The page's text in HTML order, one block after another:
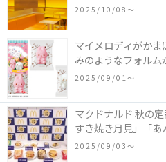
2025/10/08〜
マイメロディがか
みのようなフォル
ロール かまぼこ」が
2025/09/01〜
マクドナルド 秋の
すき焼き月見」「
「月見マ ックシェ
2025/09/03〜